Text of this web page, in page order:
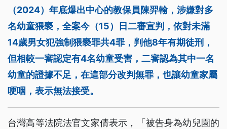
（2024）年底爆出中心的教保員陳羿翰，涉嫌對多
名幼童猥褻，全案今（15）日二審宣判，依對未滿
14歲男女犯強制猥褻罪共4罪，判他8年有期徒刑，
但相較一審認定有4名幼童受害，二審認為其中一名
幼童的證據不足，在這部分改判無罪，也讓幼童家屬
哽咽，表示無法接受。
台灣高等法院法官文家倩表示，「被告身為幼兒園的